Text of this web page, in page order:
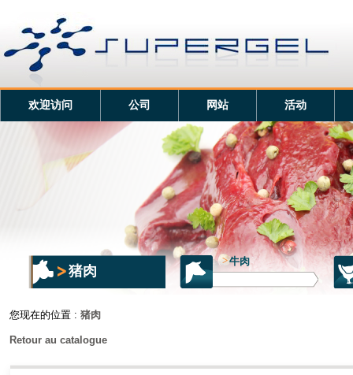
欢迎访问 公司 网站 活动
猪肉
>牛肉
您现在的位置 : 猪肉
Retour au catalogue